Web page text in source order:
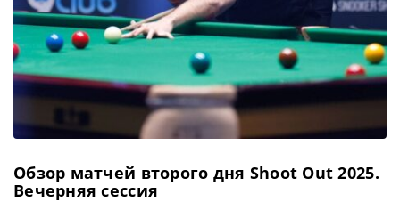
Обзор матчей второго дня Shoot Out 2025.
Вечерняя сессия